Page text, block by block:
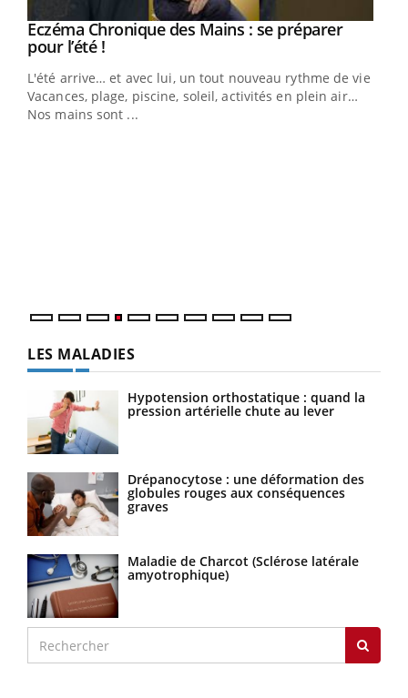
Youtube
Eczéma Chronique des Mains : se préparer
pour l’été !Youtube
L'été arrive… et avec lui, un tout nouveau rythme de vie !
Vacances, plage, piscine, soleil, activités en plein air…
Nos mains sont ...
LES MALADIES
Hypotension orthostatique : quand la
pression artérielle chute au lever
Drépanocytose : une déformation des
globules rouges aux conséquences
graves
Maladie de Charcot (Sclérose latérale
amyotrophique)